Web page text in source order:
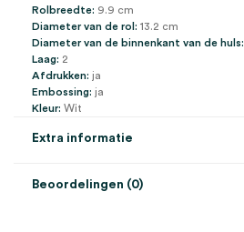
Rolbreedte: 9.9 cm
Diameter van de rol: 13.2 cm
Diameter van de binnenkant van de huls:
Laag: 2
Afdrukken: ja
Embossing: ja
Kleur: Wit
Extra informatie
Beoordelingen (0)